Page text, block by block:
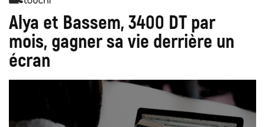
Alya et Bassem, 3400 DT par
mois, gagner sa vie derrière un
écran